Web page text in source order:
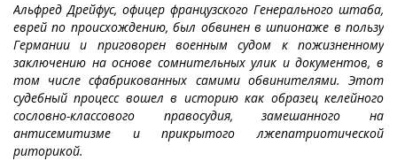
Альфред Дрейфус, офицер французского Генерального штаба,
еврей по происхождению, был обвинен в шпионаже в пользу
Германии и приговорен военным судом к пожизненному
заключению на основе сомнительных улик и документов, в
том числе сфабрикованных самими обвинителями. Этот
судебный процесс вошел в историю как образец келейного
сословно-классового правосудия, замешанного на
антисемитизме и прикрытого лжепатриотической
риторикой.